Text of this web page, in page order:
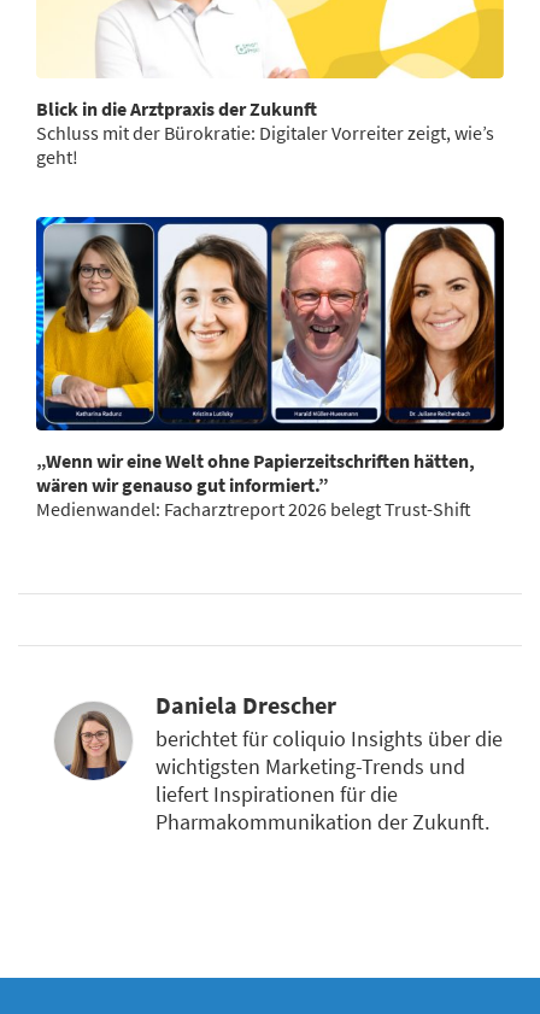
Blick in die Arztpraxis der Zukunft
Schluss mit der Bürokratie: Digitaler Vorreiter zeigt, wie’s
geht!
„Wenn wir eine Welt ohne Papierzeitschriften hätten,
wären wir genauso gut informiert.”
Medienwandel: Facharztreport 2026 belegt Trust-Shift
Daniela Drescher
berichtet für coliquio Insights über die
wichtigsten Marketing-Trends und
liefert Inspirationen für die
Pharmakommunikation der Zukunft.